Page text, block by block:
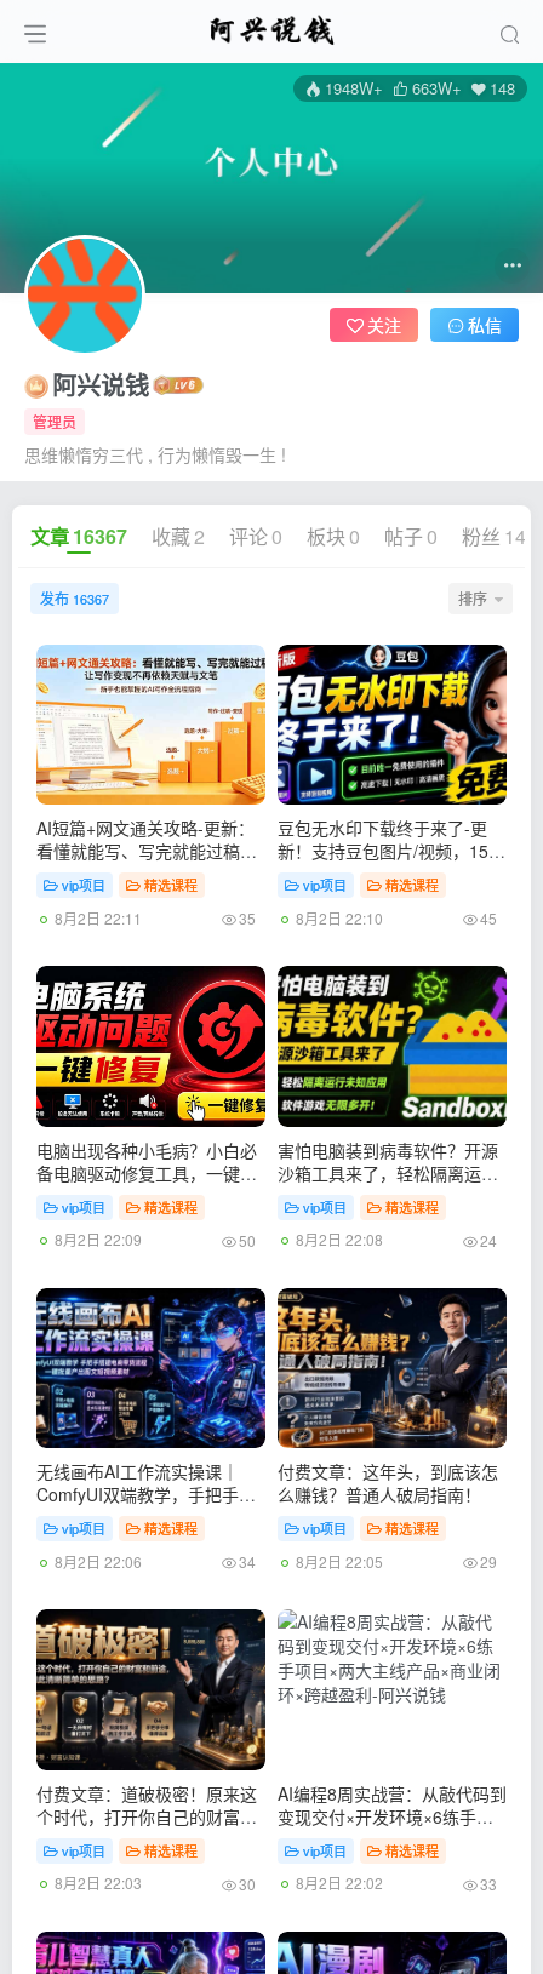
1948W+ 663W+ 148
阿兴说钱
管理员
思维懒惰穷三代 , 行为懒惰毁一生 !
关注 私信
文章16367 收藏2 评论0 板块 0 帖子0 粉丝 148
发布 16367 排序
AI短篇+网文通关攻略-更新：
看懂就能写、写完就能过稿，
让写作变现不再依赖天赋与文
笔 vip项目 精选课程
8月2日 22:11 35
豆包无水印下载终于来了-更
新！支持豆包图片/视频，15
秒视频配置本地账户管理及批
量下载，浏览器拓展
vip项目 精选课程
8月2日 22:10 45
电脑出现各种小毛病？小白必
备电脑驱动修复工具，一键更
新修复驱动问题，就是这么简
单！vip项目 精选课程
8月2日 22:09 50
害怕电脑装到病毒软件？开源
沙箱工具来了，轻松隔离运行
未知应用，还能软件游戏无限
多开！Sandboxie
vip项目 精选课程
8月2日 22:08 24
无线画布AI工作流实操课｜
ComfyUI双端教学，手把手搭
建电商带货流程，一键批量产
出图文短视频素材
vip项目 精选课程
8月2日 22:06 34
付费文章：这年头，到底该怎
么赚钱？普通人破局指南！
vip项目 精选课程
8月2日 22:05 29
付费文章：道破极密！原来这
个时代，打开你自己的财富和
前途，有如此清晰简单的思
路？vip项目 精选课程
8月2日 22:03 30
AI编程8周实战营：从敲代码到
变现交付×开发环境×6练手项
目×两大主线产品×商业闭环×
跨越盈利
vip项目 精选课程
8月2日 22:02 33